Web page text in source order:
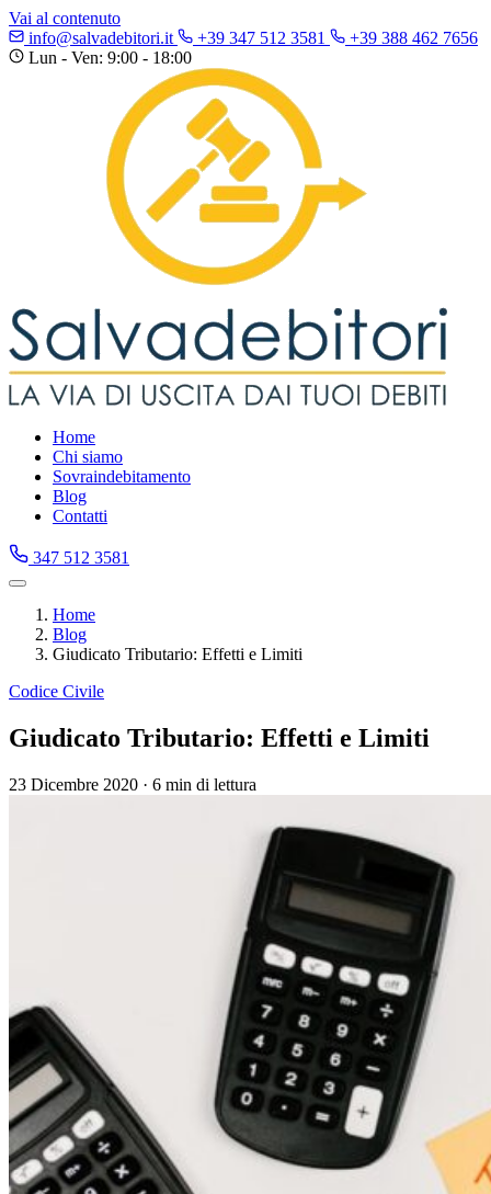
Vai al contenuto
info@salvadebitori.it
+39 347 512 3581
+39 388 462 7656
Lun - Ven: 9:00 - 18:00
Home
Chi siamo
Sovraindebitamento
Blog
Contatti
347 512 3581
Home
Blog
Giudicato Tributario: Effetti e Limiti
Codice Civile
Giudicato Tributario: Effetti e Limiti
23 Dicembre 2020 · 6 min di lettura